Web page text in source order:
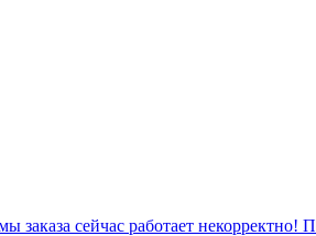
сейчас работает